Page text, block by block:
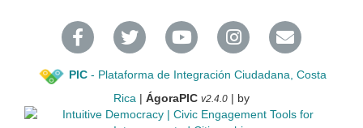
PIC- Plataforma de Integración Ciudadana, Costa
Rica | ÁgoraPIC v2.4.0 | by